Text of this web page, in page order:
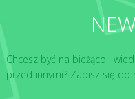
Chcesz być na bieżąco i
przed innymi? Zapisz się do